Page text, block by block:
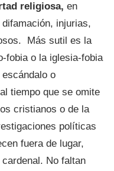
religiosa, en
injurias,
Más sutil es la
fobia o la iglesia-fobia
o
tiempo que se omite
cristianos o de la
políticas
fuera de lugar,
No faltan